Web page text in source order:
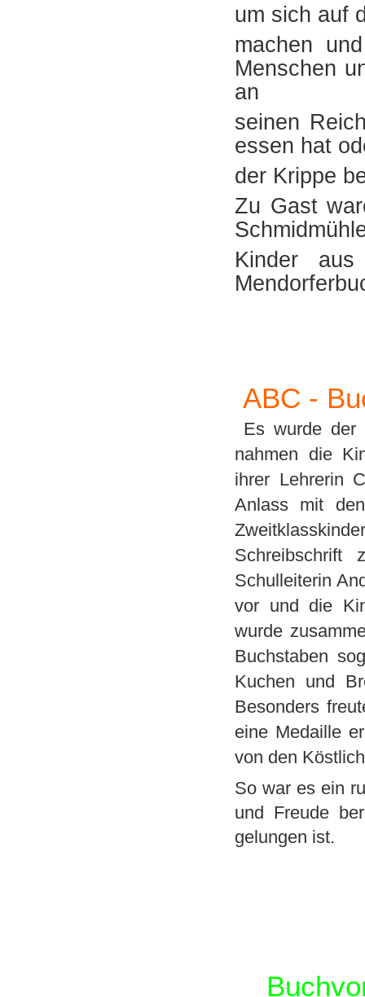
um sich auf
machen
Menschen
an
seinen
essen hat
der Krippe
Zu Gast
Kinder aus
ABC -
Es wurde der
nahmen die
ihrer Lehrerin
Anlass mit
Schulleiterin
vor und die
wurde
Buchstaben
Kuchen und
Besonders
eine Medaille
von den
So war es ein
und Freude
gelungen ist.